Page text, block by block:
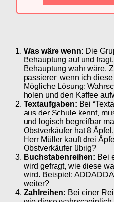
Was wäre wenn: Die
Behauptung auf und
Behauptung wahr wäre.
passieren wenn ich
Mögliche Lösung:
holen und den Kaffee
Textaufgaben: Bei
aus der Schule kennt,
und logisch begreifbar
Obstverkäufer hat 8
Herr Müller kauft drei
Obstverkäufer übrig?
Buchstabenreihen: Bei
wird gefragt, wie diese
wird. Beispiel:
weiter?
Zahlreihen: Bei einer